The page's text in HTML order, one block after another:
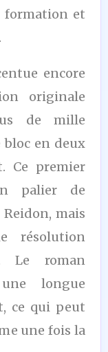
formation et
encore
originale
de mille
bloc en deux
Ce premier
palier de
mais
résolution
Le roman
longue
ce qui peut
une fois la